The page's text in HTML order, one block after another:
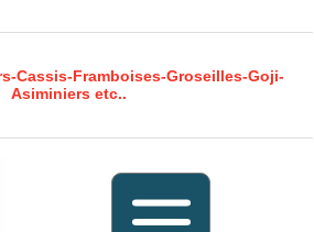
Cassis-Framboises-Groseilles-Goji-
Asiminiers etc..